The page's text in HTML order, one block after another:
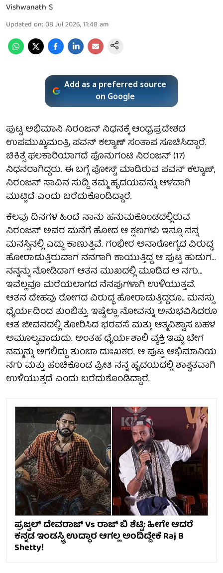
Vishwanath S
Updated on: 08 Jul 2026, 11:48 am
Add as a preferred source
on Google
ಪುಟ್ಟ ಅಭಿಮಾನಿ ನಿರಂಜನ್ ನಿಧನಕ್ಕೆ ಆಂಧ್ರಪ್ರದೇಶದ
ಉಪಮುಖ್ಯಮಂತ್ರಿ ಪವನ್ ಕಲ್ಯಾಣ್ ಸಂತಾಪ ಸೂಚಿಸಿದ್ದಾರೆ.
ಚಿಕಿತ್ಸೆ ಫಲಕಾರಿಯಾಗದೆ ಪೊನುಗಂಟಿ ನಿರಂಜನ್ (17)
ನಿಧನರಾಗಿದ್ದರು. ಈ ಬಗ್ಗೆ ಪೋಸ್ಟ್ ಮಾಡಿರುವ ಪವನ್ ಕಲ್ಯಾಣ್,
ನಿರಂಜನ್ ಸಾವಿನ ಸುದ್ದಿ ತಮ್ಮ ಹೃದಯವನ್ನು ಆಳವಾಗಿ
ಮುಟ್ಟಿದೆ ಎಂದು ಬರೆದುಕೊಂಡಿದ್ದಾರೆ.
ಕೆಲವು ದಿನಗಳ ಹಿಂದೆ ನಾನು ಹನುಮಕೊಂಡದಲ್ಲಿರುವ
ನಿರಂಜನ್ ಅವರ ಮನೆಗೆ ಹೋದ ಆ ಕ್ಷಣಗಳು ಇನ್ನೂ ನನ್ನ
ಮನಸ್ಸಿನಲ್ಲಿ ಎದ್ದು ಕಾಣುತ್ತಿವೆ. ಗಂಭೀರ ಅನಾರೋಗ್ಯದ ವಿರುದ್ಧ
ಹೋರಾಡುತ್ತಿರುವಾಗ ನನಗಾಗಿ ಕಾಯುತ್ತಿದ್ದ ಆ ಪುಟ್ಟ ಹುಡುಗ...
ನನ್ನನ್ನು ನೋಡಿದಾಗ ಆತನ ಮುಖದಲ್ಲಿ ಮೂಡಿದ ಆ ನಗು...
ಇವೆಲ್ಲವೂ ಮರೆಯಲಾಗದ ನೆನಪುಗಳಾಗಿ ಉಳಿಯುತ್ತವೆ.
ಆತನ ದೇಹವು ರೋಗದ ವಿರುದ್ಧ ಹೋರಾಡುತ್ತಿದ್ದರೂ.. ಮನಸ್ಸು
ಧೈರ್ಯದಿಂದ ತುಂಬಿತ್ತು. ಇಷ್ಟೆಲ್ಲಾ ನೋವನ್ನು ಅನುಭವಿಸಿದರೂ
ಆತ ಜೀವನದಲ್ಲಿ ತೋರಿಸಿದ ಭರವಸೆ ಮತ್ತು ಆತ್ಮವಿಶ್ವಾಸ ಬಹಳ
ಅಮೂಲ್ಯವಾದುದು. ಅಂತಹ ಧೈರ್ಯಶಾಲಿ ವ್ಯಕ್ತಿ ಇಷ್ಟು ಬೇಗ
ನಮ್ಮನ್ನು ಅಗಲಿದ್ದು ತುಂಬಾ ದುಃಖಕರ. ಆ ಪುಟ್ಟ ಅಭಿಮಾನಿಯ
ನಗು ಮತ್ತು ಹಂಚಿಕೊಂಡ ಪ್ರೀತಿ ನನ್ನ ಹೃದಯದಲ್ಲಿ ಶಾಶ್ವತವಾಗಿ
ಉಳಿಯುತ್ತದೆ ಎಂದು ಬರೆದುಕೊಂಡಿದ್ದಾರೆ.
ಪ್ರಜ್ವಲ್ ದೇವರಾಜ್ Vs ರಾಜ್ ಬಿ ಶೆಟ್ಟಿ: ಹೀಗೇ ಆದರೆ
ಕನ್ನಡ ಇಂಡಸ್ಟ್ರಿ ಉದ್ಧಾರ ಆಗಲ್ಲ ಅಂದಿದ್ದೇಕೆ Raj B
Shetty!